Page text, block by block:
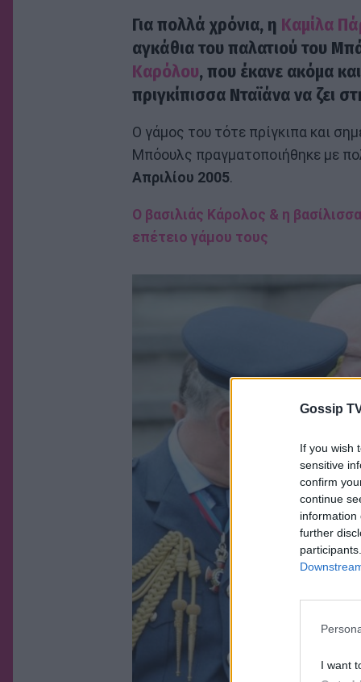
Gossip
If you wish
sensitive
confirm
continue
information
further
I want
Για πολλά χρόνια, η Καμίλα
αγκάθια του παλατιού του
Καρόλου, που έκανε ακόμα
πριγκίπισσα Νταϊάνα να ζει
Ο γάμος του τότε πρίγκιπα και
Μπόουλς πραγματοποιήθηκε με
Απριλίου 2005.
Ο βασιλιάς Κάρολος & η
επέτειο γάμου τους